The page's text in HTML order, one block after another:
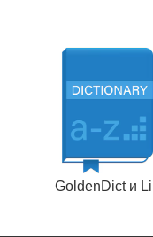
GoldenDict и